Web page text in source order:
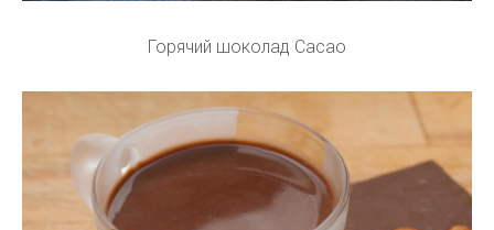
Горячий шоколад Cacao